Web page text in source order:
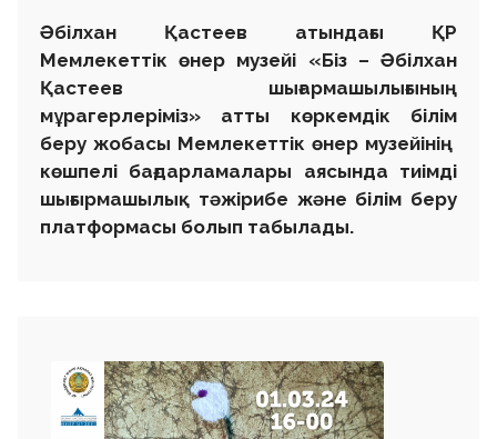
Әбілхан Қастеев атындағы ҚР
Мемлекеттік өнер музейі «Біз – Әбілхан
Қастеев шығармашылығының
мұрагерлеріміз» атты көркемдік білім
беру жобасы Мемлекеттік өнер музейінің
көшпелі бағдарламалары аясында тиімді
шығырмашылық тәжірибе және білім беру
платформасы болып табылады.